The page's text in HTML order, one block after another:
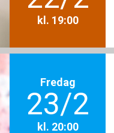
kl. 19:00
Fredag
23/2
kl. 20:00